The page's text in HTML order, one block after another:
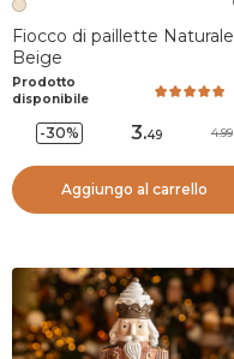
Fiocco di paillette Naturale
Beige
Prodotto
disponibile
-30% 3.49 4.99
Aggiungo al carrello